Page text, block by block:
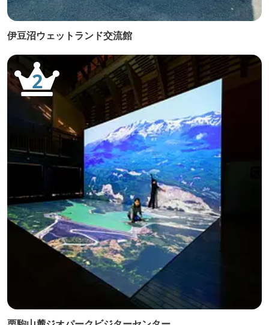
伊豆沼ウェットランド交流館
2